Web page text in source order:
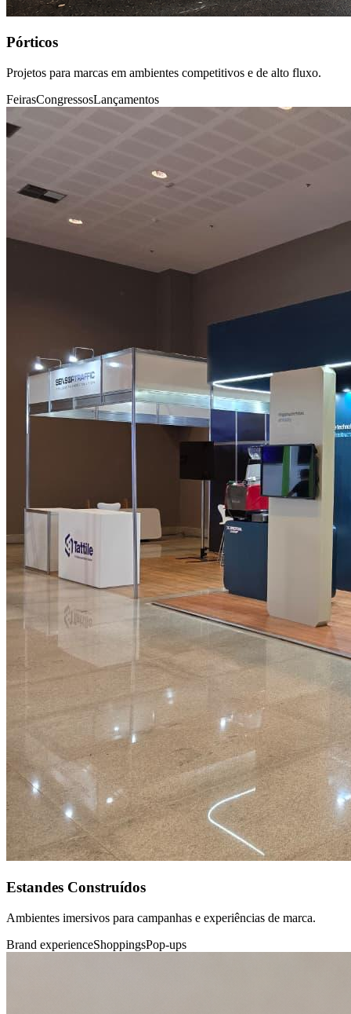
Pórticos
Projetos para marcas em ambientes competitivos e de alto fluxo.
FeirasCongressosLançamentos
Estandes Construídos
Ambientes imersivos para campanhas e experiências de marca.
Brand experienceShoppingsPop-ups